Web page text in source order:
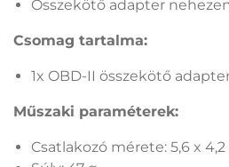
Összekötő adapter
Csomag tartalma:
1x OBD-II összekötő
Műszaki paraméterek:
Csatlakozó mérete: 5,6 x 4,2